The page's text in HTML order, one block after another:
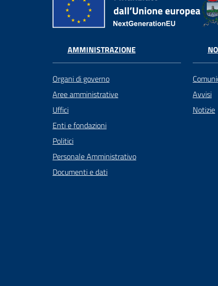
AMMINISTRAZIONE
Organi di governo
Aree amministrative
Uffici
Enti e fondazioni
Politici
Personale Amministrativo
Documenti e dati
Avvisi
Notizie